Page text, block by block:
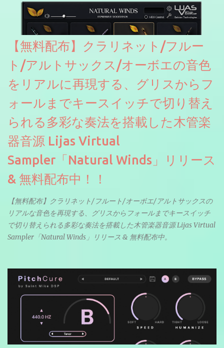
【無料配布】クラリネット/フルー
ト/アルトサックス/オーボエの音色
をリアルに再現する、グリスからフ
ォールまでキースイッチで切り替え
られる多彩な奏法を搭載した木管楽
器音源 Lijas Virtual
Sampler「Natural Winds」リリース
& 無料配布中！！
【無料配布】クラリネット/フルート/オーボエ/アルトサックスの
リアルな音色を再現する、グリスからフォールまでキースイッチ
で切り替えられる多彩な奏法を搭載した木管楽器音源 Lijas Virtual
Sampler「Natural Winds」リリース & 無料配布中。